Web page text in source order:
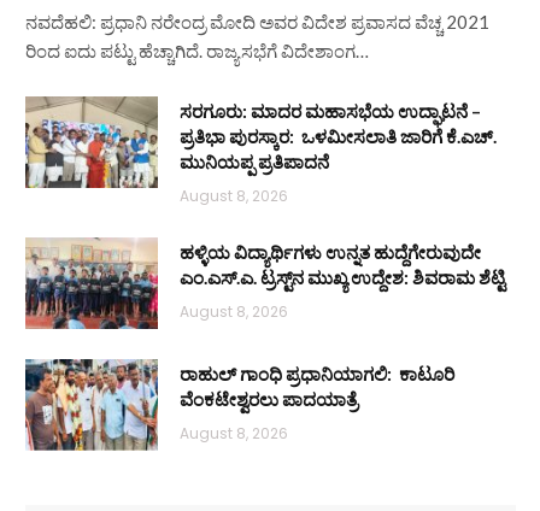
ನವದೆಹಲಿ: ಪ್ರಧಾನಿ ನರೇಂದ್ರ ಮೋದಿ ಅವರ ವಿದೇಶ ಪ್ರವಾಸದ ವೆಚ್ಚ 2021
ರಿಂದ ಐದು ಪಟ್ಟು ಹೆಚ್ಚಾಗಿದೆ. ರಾಜ್ಯಸಭೆಗೆ ವಿದೇಶಾಂಗ…
ಸರಗೂರು: ಮಾದರ ಮಹಾಸಭೆಯ ಉದ್ಘಾಟನೆ –
ಪ್ರತಿಭಾ ಪುರಸ್ಕಾರ: ಒಳಮೀಸಲಾತಿ ಜಾರಿಗೆ ಕೆ.ಎಚ್.
ಮುನಿಯಪ್ಪ ಪ್ರತಿಪಾದನೆ
August 8, 2026
ಹಳ್ಳಿಯ ವಿದ್ಯಾರ್ಥಿಗಳು ಉನ್ನತ ಹುದ್ದೆಗೇರುವುದೇ
ಎಂ.ಎಸ್.ಎ. ಟ್ರಸ್ಟ್‌ನ ಮುಖ್ಯ ಉದ್ದೇಶ: ಶಿವರಾಮ ಶೆಟ್ಟಿ
August 8, 2026
ರಾಹುಲ್ ಗಾಂಧಿ ಪ್ರಧಾನಿಯಾಗಲಿ: ಕಾಟೂರಿ
ವೆಂಕಟೇಶ್ವರಲು ಪಾದಯಾತ್ರೆ
August 8, 2026